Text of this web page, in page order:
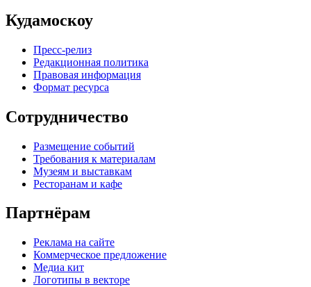
Кудамоскоу
Пресс-релиз
Редакционная политика
Правовая информация
Формат ресурса
Сотрудничество
Размещение событий
Требования к материалам
Музеям и выставкам
Ресторанам и кафе
Партнёрам
Реклама на сайте
Коммерческое предложение
Медиа кит
Логотипы в векторе